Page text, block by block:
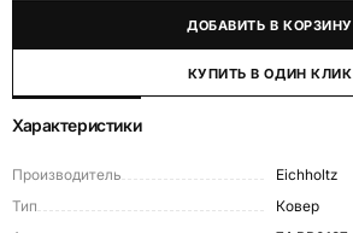
ДОБАВИТЬ В КОРЗИНУ
КУПИТЬ В ОДИН КЛИК
Характеристики
Производитель
Eichholtz
Тип
Ковер